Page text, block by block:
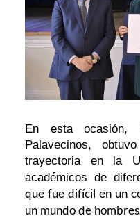
En esta ocasión,
Palavecinos,
trayectoria en la
académicos de
que fue difícil en un
un mundo de